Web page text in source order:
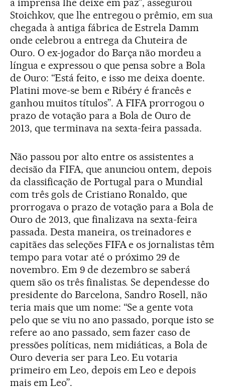
a imprensa lhe deixe em paz”, assegurou
Stoichkov, que lhe entregou o prêmio, em sua
chegada à antiga fábrica de Estrela Damm
onde celebrou a entrega da Chuteira de
Ouro. O ex-jogador do Barça não mordeu a
língua e expressou o que pensa sobre a Bola
de Ouro: “Está feito, e isso me deixa doente.
Platini move-se bem e Ribéry é francês e
ganhou muitos títulos”. A FIFA prorrogou o
prazo de votação para a Bola de Ouro de
2013, que terminava na sexta-feira passada.
Não passou por alto entre os assistentes a
decisão da FIFA, que anunciou ontem, depois
da classificação de Portugal para o Mundial
com três gols de Cristiano Ronaldo, que
prorrogava o prazo de votação para a Bola de
Ouro de 2013, que finalizava na sexta-feira
passada. Desta maneira, os treinadores e
capitães das seleções FIFA e os jornalistas têm
tempo para votar até o próximo 29 de
novembro. Em 9 de dezembro se saberá
quem são os três finalistas. Se dependesse do
presidente do Barcelona, Sandro Rosell, não
teria mais que um nome: “Se a gente vota
pelo que se viu no ano passado, porque isto se
refere ao ano passado, sem fazer caso de
pressões políticas, nem midiáticas, a Bola de
Ouro deveria ser para Leo. Eu votaria
primeiro em Leo, depois em Leo e depois
mais em Leo”.